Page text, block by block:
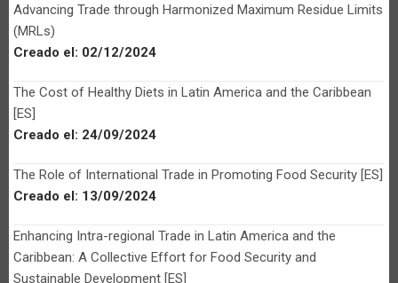
Advancing Trade through Harmonized Maximum Residue Limits
(MRLs)
Creado el: 02/12/2024
The Cost of Healthy Diets in Latin America and the Caribbean
[ES]
Creado el: 24/09/2024
The Role of International Trade in Promoting Food Security [ES]
Creado el: 13/09/2024
Enhancing Intra-regional Trade in Latin America and the
Caribbean: A Collective Effort for Food Security and
Sustainable Development [ES]